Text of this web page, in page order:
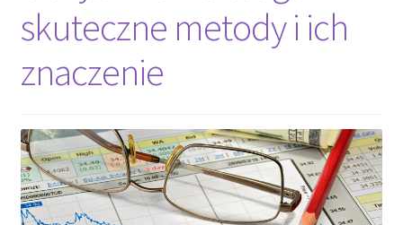
skuteczne metody i ich
znaczenie